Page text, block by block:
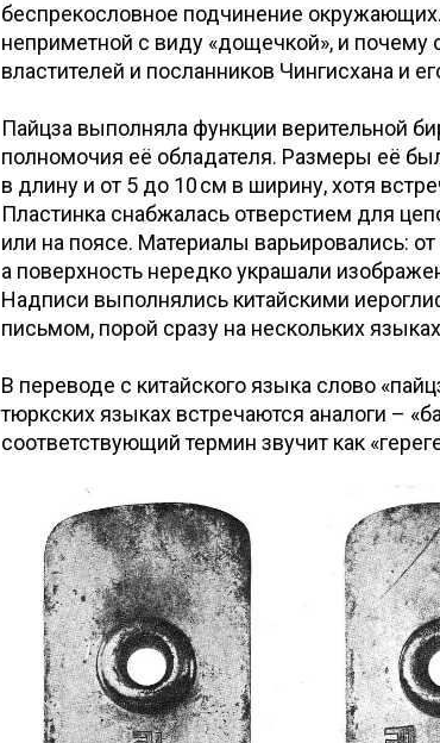
беспрекословное подчинение
неприметной с виду «дощечкой», и
властителей и посланников Чингисхана и
Пайцза выполняла функции верительной
полномочия её обладателя. Размеры её
в длину и от 5 до 10 см в ширину, хотя
Пластинка снабжалась отверстием для
или на поясе. Материалы варьировались:
а поверхность нередко украшали
Надписи выполнялись китайскими
письмом, порой сразу на нескольких
В переводе с китайского языка слово
тюркских языках встречаются аналоги –
соответствующий термин звучит как